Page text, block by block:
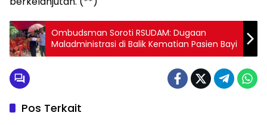
Ombudsman Soroti RSUDAM: Dugaan
Maladministrasi di Balik Kematian Pasien Bayi
Pos Terkait